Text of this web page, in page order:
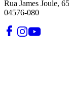
Rua James Joule,
04576-080